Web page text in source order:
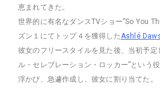
恵まれてきた。
世界的に有名なダンスTVショー”So You
ズン１にてトップ４を獲得したAshlé
彼女のフリースタイルを見た後、当初予定
ル・セレブレーション・ロッカー”という
浮かび、急遽作成し、彼女に割り当てた。